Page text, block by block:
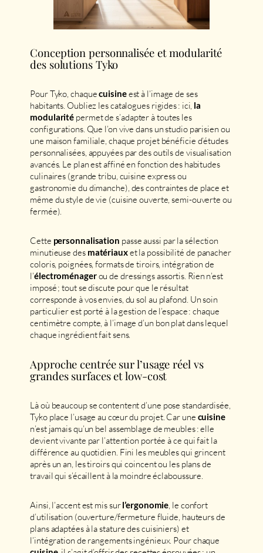
Conception personnalisée et modularité
des solutions Tyko
Pour Tyko, chaquecuisineest à l’image de ses
habitants. Oubliez les catalogues rigides : ici, la
modularité permet de s’adapter à toutes les
configurations. Que l’on vive dans un studio parisien ou
une maison familiale, chaque projet bénéficie d’études
personnalisées, appuyées par des outils de visualisation
avancés. Le plan est affiné en fonction des habitudes
culinaires (grande tribu, cuisine express ou
gastronomie du dimanche), des contraintes de place et
même du style de vie (cuisine ouverte, semi-ouverte ou
fermée).
Cette personnalisation passe aussi par la sélection
minutieuse des matériauxet la possibilité de panacher
coloris, poignées, formats de tiroirs, intégration de
l’électroménagerou de dressings assortis. Rien n’est
imposé ; tout se discute pour que le résultat
corresponde à vos envies, du sol au plafond. Un soin
particulier est porté à la gestion de l’espace : chaque
centimètre compte, à l’image d’un bon plat dans lequel
chaque ingrédient fait sens.
Approche centrée sur l’usage réel vs
grandes surfaces et low-cost
Là où beaucoup se contentent d’une pose standardisée,
Tyko place l’usage au cœur du projet. Car une cuisine
n’est jamais qu’un bel assemblage de meubles : elle
devient vivante par l’attention portée à ce qui fait la
différence au quotidien. Fini les meubles qui grincent
après un an, les tiroirs qui coincent ou les plans de
travail qui s’écaillent à la moindre éclaboussure.
Ainsi, l’accent est mis surl’ergonomie , le confort
d’utilisation (ouverture/fermeture fluide, hauteurs de
plans adaptées à la stature des cuisiniers) et
l’intégration de rangements ingénieux. Pour chaque